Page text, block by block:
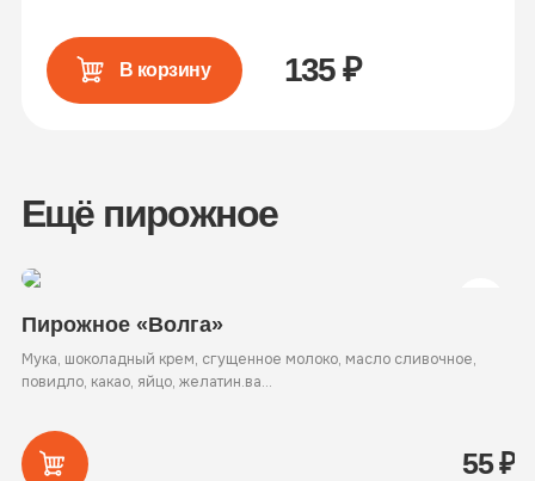
В корзину 135₽
Ещё пирожное
Пирожное «Волга»
Мука, шоколадный крем, сгущенное молоко, масло сливочное,
повидло, какао, яйцо, желатин.ва...
55₽